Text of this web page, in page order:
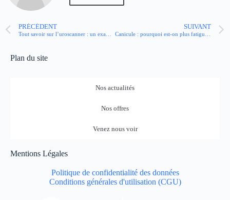
PRÉCÉDENT SUIVANT
Plan du site
Nos actualités
Nos offres
Venez nous voir
Mentions Légales
Politique de confidentialité des données
Conditions générales d'utilisation (CGU)